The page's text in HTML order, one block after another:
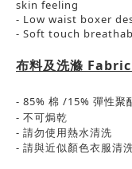
skin feeling
- Low waist boxer
- Soft touch
布料及洗滌
- 85% 棉 /15% 彈性聚
- 不可焗乾
- 請勿使用熱水清洗
- 請與近似顏色衣服清